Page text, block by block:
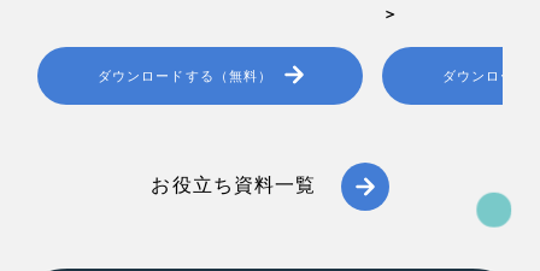
ダウンロードする（無料）
＞
ダウンロード
お役立ち資料一覧